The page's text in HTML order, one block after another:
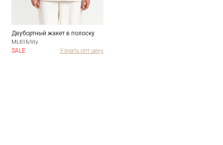
Двубортный жакет в полоску
ML616/lity
SALE Узнать опт цену